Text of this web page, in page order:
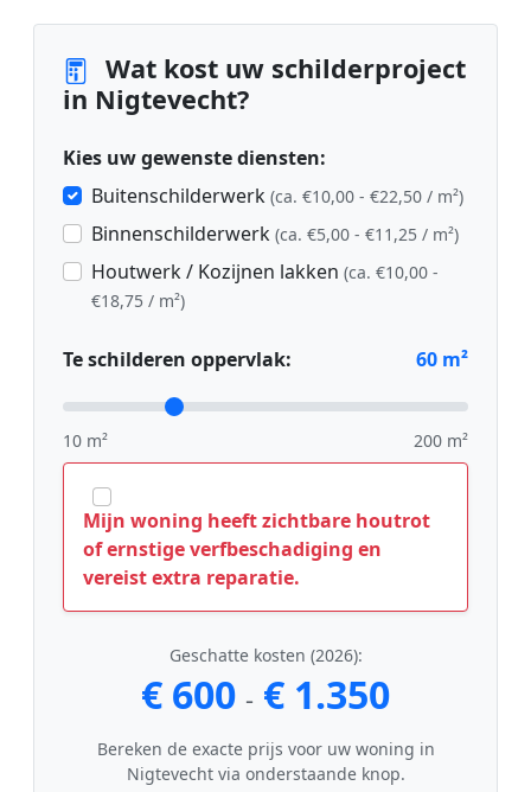
Wat kost uw schilderproject
in Nigtevecht?
Kies uw gewenste diensten:
Buitenschilderwerk (ca. €10,00 - €22,50 / m²)
Binnenschilderwerk (ca. €5,00 - €11,25 / m²)
Houtwerk / Kozijnen lakken (ca. €10,00 -
€18,75 / m²)
Te schilderen oppervlak: 60 m²
10 m² 200 m²
Mijn woning heeft zichtbare houtrot
of ernstige verfbeschadiging en
vereist extra reparatie.
Geschatte kosten (2026):
€ 600 - € 1.350
Bereken de exacte prijs voor uw woning in
Nigtevecht via onderstaande knop.